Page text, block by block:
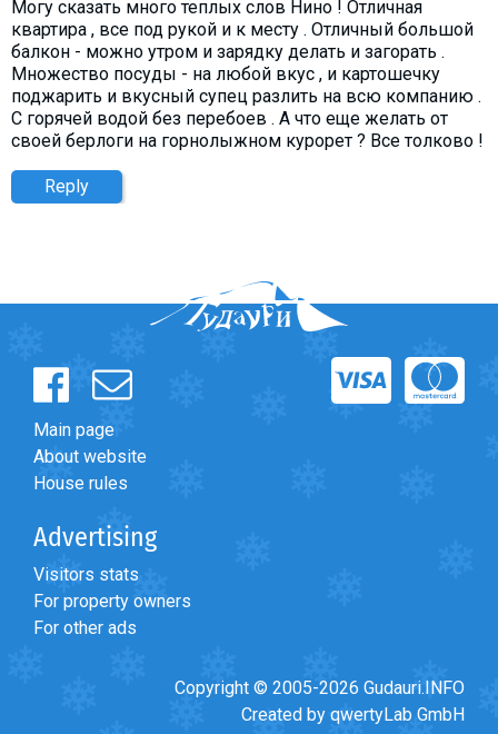
Могу сказать много теплых слов Нино ! Отличная
квартира , все под рукой и к месту . Отличный большой
балкон - можно утром и зарядку делать и загорать .
Множество посуды - на любой вкус , и картошечку
поджарить и вкусный супец разлить на всю компанию .
С горячей водой без перебоев . А что еще желать от
своей берлоги на горнолыжном курорет ? Все толково !
Reply
Main page
About website
House rules
Advertising
Visitors stats
For property owners
For other ads
Copyright © 2005-2026 Gudauri.INFO
Created by qwertyLab GmbH